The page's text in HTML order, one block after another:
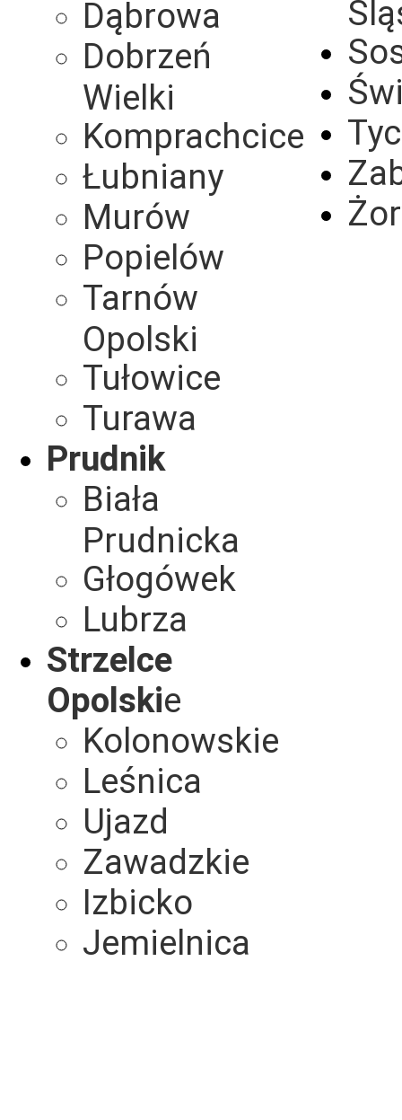
Dąbrowa
Dobrzeń
Wielki
Komprachcice
Łubniany
Murów
Popielów
Tarnów
Opolski
Tułowice
Turawa
Prudnik
Biała
Prudnicka
Głogówek
Lubrza
Strzelce
Opolskie
Kolonowskie
Leśnica
Ujazd
Zawadzkie
Izbicko
Jemielnica